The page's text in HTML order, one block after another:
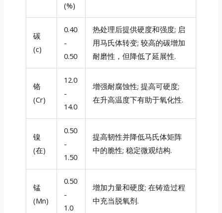
(%)
碳
(c)
0.40
-
0.50
热处理后提供硬度和强度; 启
用马氏体转变; 较高的碳增加
耐磨性，但降低了延展性.
铬
(Cr)
12.0
-
14.0
增强耐腐蚀性; 提高可硬度;
在升高温度下有助于氧化性.
镍
(在)
0.50
-
1.50
提高韧性并降低马氏体矩阵
中的脆性; 稳定微观结构.
锰
(Mn)
0.50
-
1.0
增加力量和硬度; 在铸造过程
中充当脱氧剂.